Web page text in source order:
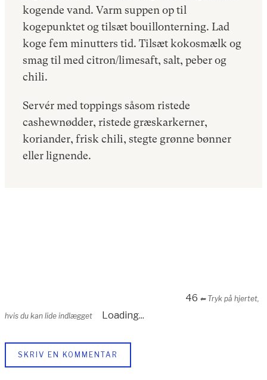
kogende vand. Varm suppen op til
kogepunktet og tilsæt bouillonterning. Lad
koge fem minutters tid. Tilsæt kokosmælk og
smag til med citron/limesaft, salt, peber og
chili.
Servér med toppings såsom ristede
cashewnødder, ristede græskarkerner,
koriander, frisk chili, stegte grønne bønner
eller lignende.
46 ⬅︎ Tryk på hjertet,
hvis du kan lide indlægget
Loading...
SKRIV EN KOMMENTAR